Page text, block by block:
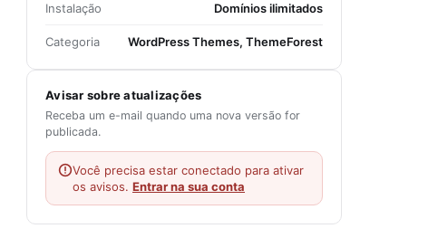
Instalação Domínios ilimitados
Categoria WordPress Themes, ThemeForest
Avisar sobre atualizações
Receba um e-mail quando uma nova versão for
publicada.
Você precisa estar conectado para ativar
os avisos. Entrar na sua conta